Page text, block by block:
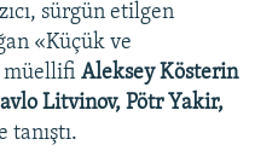
sürgün etilgen
«Küçük ve
müellifi Aleksey Kösterin
Litvinov, Pötr Yakir,
tanıştı.